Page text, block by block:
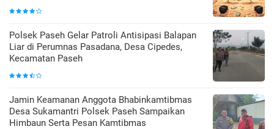
Polsek Paseh Gelar Patroli Antisipasi Balapan
Liar di Perumnas Pasadana, Desa Cipedes,
Kecamatan Paseh
Jamin Keamanan Anggota Bhabinkamtibmas
Desa Sukamantri Polsek Paseh Sampaikan
Himbaun Serta Pesan Kamtibmas